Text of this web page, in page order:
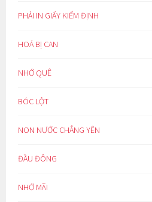
PHẢI IN GIẤY KIỂM ĐỊNH
HOÁ BỊ CAN
NHỚ QUÊ
BÓC LỘT
NON NƯỚC CHẲNG YÊN
ĐẦU ĐÔNG
NHỚ MÃI